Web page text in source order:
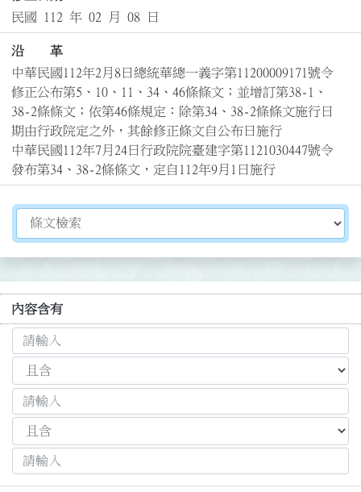
民國 112 年 02 月 08 日
沿 革
中華民國112年2月8日總統華總一義字第11200009171號令
修正公布第5、10、11、34、46條條文；並增訂第38-1、
38-2條條文；依第46條規定：除第34、38-2條條文施行日
期由行政院定之外，其餘修正條文自公布日施行
中華民國112年7月24日行政院院臺建字第1121030447號令
發布第34、38-2條條文，定自112年9月1日施行
切換選擇法規資訊內容
內容含有